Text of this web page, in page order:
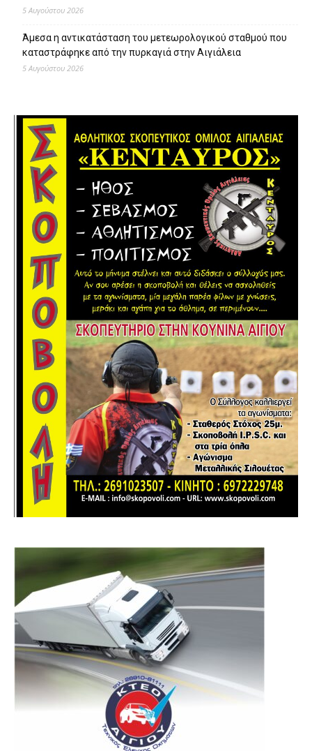
5 Αυγούστου 2026
Άμεσα η αντικατάσταση του μετεωρολογικού σταθμού που
καταστράφηκε από την πυρκαγιά στην Αιγιάλεια
5 Αυγούστου 2026